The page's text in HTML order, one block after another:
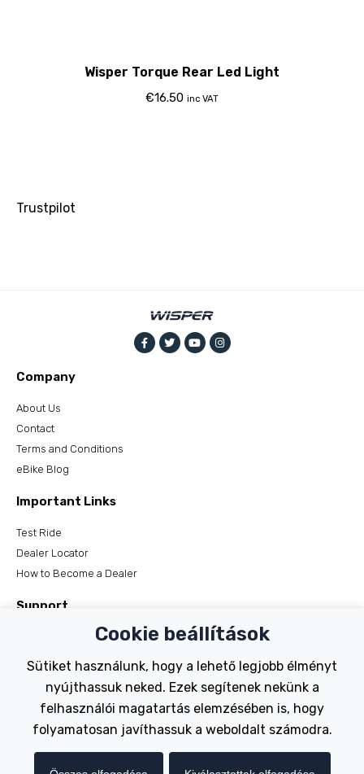
Wisper Torque Rear Led Light
€16.50 inc VAT
Trustpilot
Company
About Us
Contact
Terms and Conditions
eBike Blog
Important Links
Test Ride
Dealer Locator
How to Become a Dealer
Support
Register Your Bike
Tutorials
Electric Bikes
Cookie beállítások
Sütiket használunk, hogy a lehető legjobb élményt
nyújthassuk neked. Ezek segítenek nekünk a
felhasználói magatartás elemzésében is, hogy
folyamatosan javíthassuk a weboldalt számodra.